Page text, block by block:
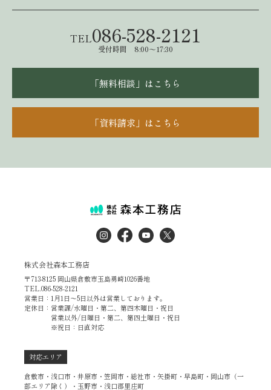
TEL086-528-2121
受付時間 8:00～17:30
「無料相談」はこちら
「資料請求」はこちら
株式会社森本工務店
〒713-8125 岡山県倉敷市玉島勇崎1026番地
TEL.086-528-2121
営業日：1月1日～5日以外は営業しております。
定休日：営業課/水曜日・第二、第四木曜日・祝日
営業以外/日曜日・第二、第四土曜日・祝日
※祝日：日直対応
対応エリア
倉敷市・浅口市・井原市・笠岡市・総社市・矢掛町・早島町・岡山市（一
部エリア除く）・玉野市・浅口郡里庄町